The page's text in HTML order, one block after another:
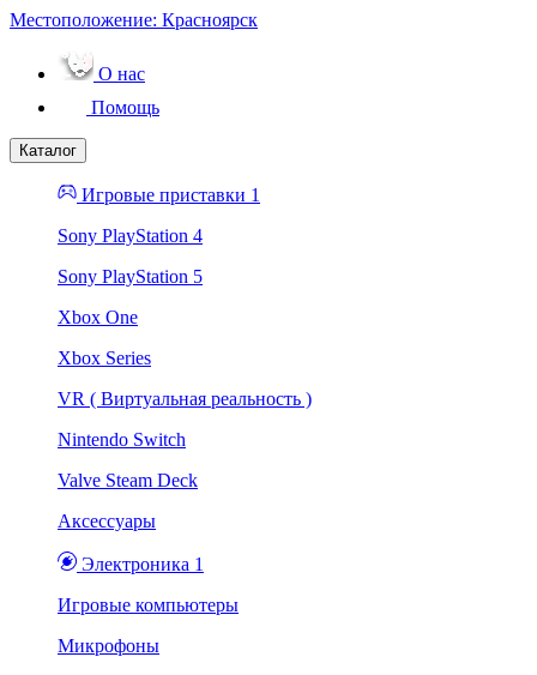
Местоположение: Красноярск
О нас
Помощь
Каталог
Игровые приставки 1
Sony PlayStation 4
Sony PlayStation 5
Xbox One
Xbox Series
VR ( Виртуальная реальность )
Nintendo Switch
Valve Steam Deck
Аксессуары
Электроника 1
Игровые компьютеры
Микрофоны